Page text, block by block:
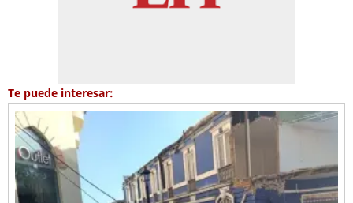
Te puede interesar: